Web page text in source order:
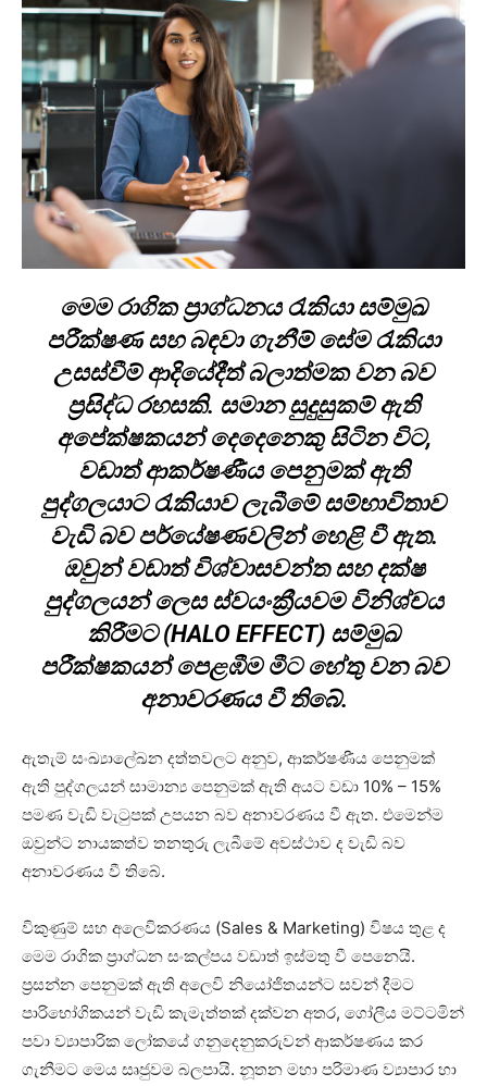
මෙම රාගික ප්‍රාග්ධනය රැකියා සම්මුඛ
පරීක්ෂණ සහ බඳවා ගැනීම් සේම රැකියා
උසස්වීම් ආදියේදීත් බලාත්මක වන බව
ප්‍රසිද්ධ රහසකි. සමාන සුදුසුකම් ඇති
අපේක්ෂකයන් දෙදෙනෙකු සිටින විට,
වඩාත් ආකර්ෂණීය පෙනුමක් ඇති
පුද්ගලයාට රැකියාව ලැබීමේ සම්භාවිතාව
වැඩි බව පර්යේෂණවලින් හෙළි වී ඇත.
ඔවුන් වඩාත් විශ්වාසවන්ත සහ දක්ෂ
පුද්ගලයන් ලෙස ස්වයංක්‍රීයවම විනිශ්චය
කිරීමට (HALO EFFECT) සම්මුඛ
පරීක්ෂකයන් පෙළඹීම මීට හේතු වන බව
අනාවරණය වී තිබේ.
ඇතැම් සංඛ්‍යාලේඛන දත්තවලට අනුව, ආකර්ෂණීය පෙනුමක්
ඇති පුද්ගලයන් සාමාන්‍ය පෙනුමක් ඇති අයට වඩා 10% – 15%
පමණ වැඩි වැටුපක් උපයන බව අනාවරණය වී ඇත. එමෙන්ම
ඔවුන්ට නායකත්ව තනතුරු ලැබීමේ අවස්ථාව ද වැඩි බව
අනාවරණය වී තිබේ.
විකුණුම් සහ අලෙවිකරණය (Sales & Marketing) විෂය තුළ ද
මෙම රාගික ප්‍රාග්ධන සංකල්පය වඩාත් ඉස්මතු වී පෙනෙයි.
ප්‍රසන්න පෙනුමක් ඇති අලෙවි නියෝජිතයන්ට සවන් දීමට
පාරිභෝගිකයන් වැඩි කැමැත්තක් දක්වන අතර, ගෝලීය මට්ටමින්
පවා ව්‍යාපාරික ලෝකයේ ගනුදෙනුකරුවන් ආකර්ෂණය කර
ගැනීමට මෙය සෘජුවම බලපායි. නූතන මහා පරිමාණ ව්‍යාපාර හා